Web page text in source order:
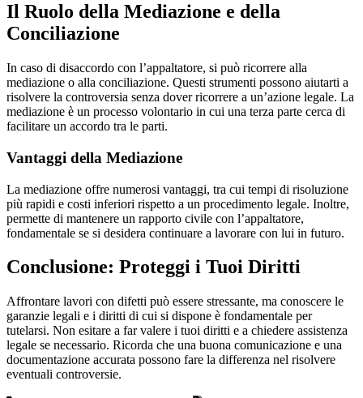
Il Ruolo della Mediazione e della
Conciliazione
In caso di disaccordo con l’appaltatore, si può ricorrere alla
mediazione o alla conciliazione. Questi strumenti possono aiutarti a
risolvere la controversia senza dover ricorrere a un’azione legale. La
mediazione è un processo volontario in cui una terza parte cerca di
facilitare un accordo tra le parti.
Vantaggi della Mediazione
La mediazione offre numerosi vantaggi, tra cui tempi di risoluzione
più rapidi e costi inferiori rispetto a un procedimento legale. Inoltre,
permette di mantenere un rapporto civile con l’appaltatore,
fondamentale se si desidera continuare a lavorare con lui in futuro.
Conclusione: Proteggi i Tuoi Diritti
Affrontare lavori con difetti può essere stressante, ma conoscere le
garanzie legali e i diritti di cui si dispone è fondamentale per
tutelarsi. Non esitare a far valere i tuoi diritti e a chiedere assistenza
legale se necessario. Ricorda che una buona comunicazione e una
documentazione accurata possono fare la differenza nel risolvere
eventuali controversie.